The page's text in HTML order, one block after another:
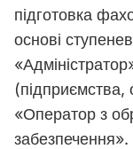
підготовка
основі
(підприємства,
«Оператор з